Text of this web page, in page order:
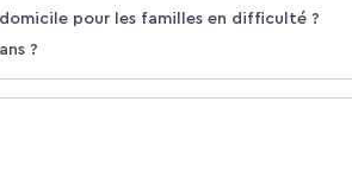
pour les familles en difficulté ?
?